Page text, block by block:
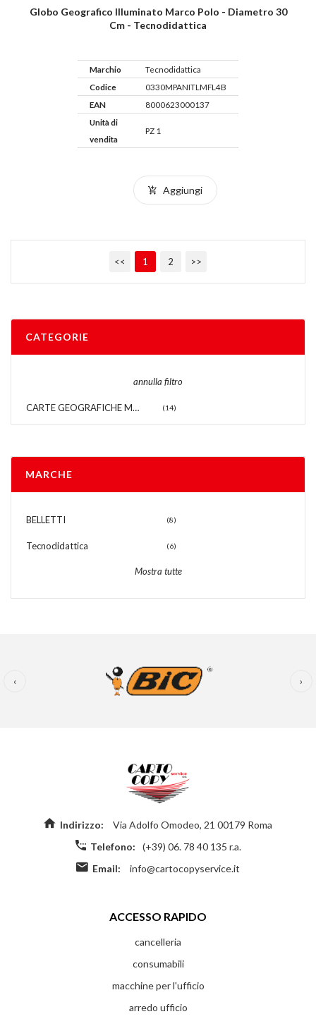
Globo Geografico Illuminato Marco Polo - Diametro 30
Cm - Tecnodidattica
Marchio
Tecnodidattica
Codice
0330MPANITLMFL4B
EAN
8000623000137
Unità di
vendita
PZ 1
Aggiungi
<< 1 2 >>
CATEGORIE
annulla filtro
CARTE GEOGRAFICHE MAGNETICHE E NON (14)
MARCHE
BELLETTI (8)
Tecnodidattica (6)
Mostra tutte
‹ ›
Indirizzo:
Via Adolfo Omodeo, 21 00179 Roma
Telefono:
(+39) 06. 78 40 135 r.a.
Email:
info@cartocopyservice.it
ACCESSO RAPIDO
cancelleria
consumabili
macchine per l'ufficio
arredo ufficio